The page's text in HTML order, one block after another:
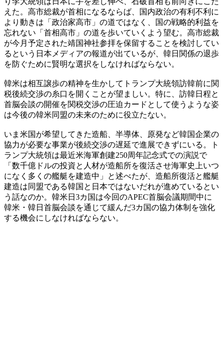
えた。高市総裁が首相になるならば、国内政治の有利不利に
より動きは「政治家高市」の道ではなく、国の戦略的利益を
忘れない「首相高市」の道を歩いていくよう望む。高市総裁
が今月予定された靖国神社参拝を保留することを検討してい
るという日本メディアの報道が出ているが、韓日関係の退歩
を防ぐために賢明な選択をしなければならない。
韓米は相互譲歩の精神を生かしてトランプ大統領訪韓前に関
税後続交渉の糸口を開くことが望ましい。特に、訪韓日程と
首脳会談の開催を関税交渉の圧迫カードとして使うような姿
は今後の韓米同盟の未来のために役立たない。
いま米国が希望してきた造船、半導体、原発など韓国企業の
協力が必要な事業が後続交渉の遅延で進展できずにいる。ト
ランプ大統領は最近米海軍創建250周年記念式での演説で
「数千億ドルの投資と人材が造船所を復活させ海軍史上いつ
になく多くの艦艇を建造中」と述べたが、造船所復活と艦艇
建造は同盟である韓国と日本ではないだれが進めているとい
う話なのか。韓米日3カ国は今回のAPEC首脳会議期間中に
韓米・韓日首脳会談を通じて緩んだ3カ国の協力体制を強化
する機会にしなければならない。